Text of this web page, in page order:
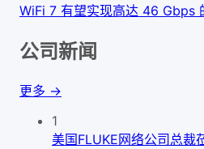
WiFi 7 有望实现高达 46 Gbps
公司新闻
更多 →
1
美国FLUKE网络公司总裁